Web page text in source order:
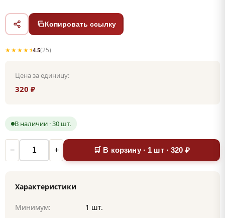
Копировать ссылку
★★★★⯨4.5(25)
Цена за единицу:
320 ₽
В наличии · 30 шт.
− + 🛒 В корзину · 1 шт · 320 ₽
Характеристики
Минимум: 1 шт.